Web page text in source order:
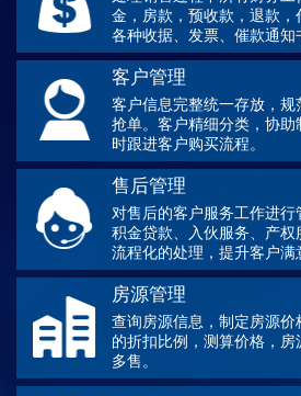
金，房款，预收款，退款
各种收据、发票、催款通知
客户管理
客户信息完整统一存放，规
抢单。客户精细分类，协
时跟进客户购买流程。
售后管理
对售后的客户服务工作进
积金贷款、入伙服务、产
流程化的处理，提升客户满
房源管理
查询房源信息，制定房源
的折扣比例，测算价格，
多售。